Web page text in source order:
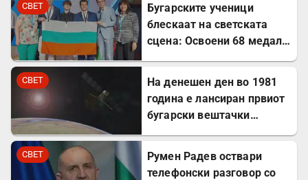
СВЕТ
Бугарските ученици
блескаат на светската
сцена: Освоени 68 медали
година
СВЕТ
На денешен ден во 1981
година е лансиран првиот
бугарски вештачки
СВЕТ
Румен Радев оствари
телефонски разговор со